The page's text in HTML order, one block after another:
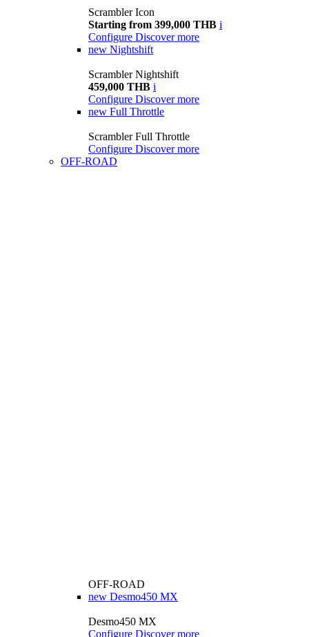
Scrambler Icon
Starting from 399,000 THB i
Configure Discover more
new Nightshift
Scrambler Nightshift
459,000 THB i
Configure Discover more
new Full Throttle
Scrambler Full Throttle
Configure Discover more
OFF-ROAD
OFF-ROAD
new Desmo450 MX
Desmo450 MX
Configure Discover more